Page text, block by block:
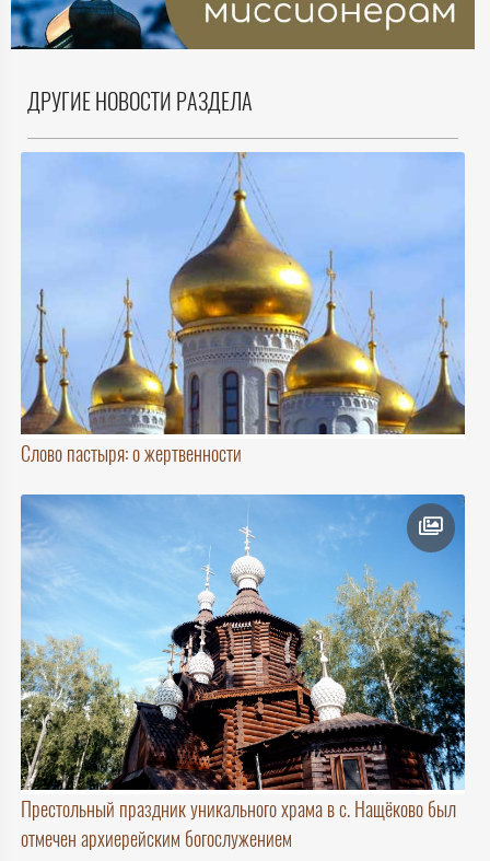
ДРУГИЕ НОВОСТИ РАЗДЕЛА
Слово пастыря: о жертвенности
Престольный праздник уникального храма в с. Нащёково был
отмечен архиерейским богослужением